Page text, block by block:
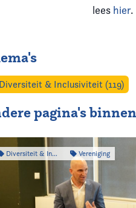
lees hier.
Diversiteit & Inclusiviteit (119)
pagina's
Diversiteit & Inclusiviteit Vereniging